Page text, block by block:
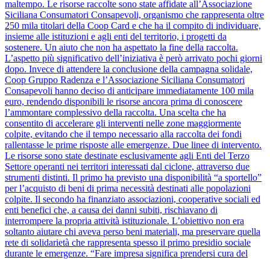
maltempo. Le risorse raccolte sono state affidate all’Associazione
Siciliana Consumatori Consapevoli, organismo che rappresenta oltre
250 mila titolari della Coop Card e che ha il compito di individuare,
insieme alle istituzioni e agli enti del territorio, i progetti da
sostenere. Un aiuto che non ha aspettato la fine della raccolta.
L’aspetto più significativo dell’iniziativa è però arrivato pochi giorni
dopo. Invece di attendere la conclusione della campagna solidale,
Coop Gruppo Radenza e l’Associazione Siciliana Consumatori
Consapevoli hanno deciso di anticipare immediatamente 100 mila
euro, rendendo disponibili le risorse ancora prima di conoscere
l’ammontare complessivo della raccolta. Una scelta che ha
consentito di accelerare gli interventi nelle zone maggiormente
colpite, evitando che il tempo necessario alla raccolta dei fondi
rallentasse le prime risposte alle emergenze. Due linee di intervento.
Le risorse sono state destinate esclusivamente agli Enti del Terzo
Settore operanti nei territori interessati dal ciclone, attraverso due
strumenti distinti. Il primo ha previsto una disponibilità “a sportello”
per l’acquisto di beni di prima necessità destinati alle popolazioni
colpite. Il secondo ha finanziato associazioni, cooperative sociali ed
enti benefici che, a causa dei danni subiti, rischiavano di
interrompere la propria attività istituzionale. L’obiettivo non era
soltanto aiutare chi aveva perso beni materiali, ma preservare quella
rete di solidarietà che rappresenta spesso il primo presidio sociale
durante le emergenze. “Fare impresa significa prendersi cura del